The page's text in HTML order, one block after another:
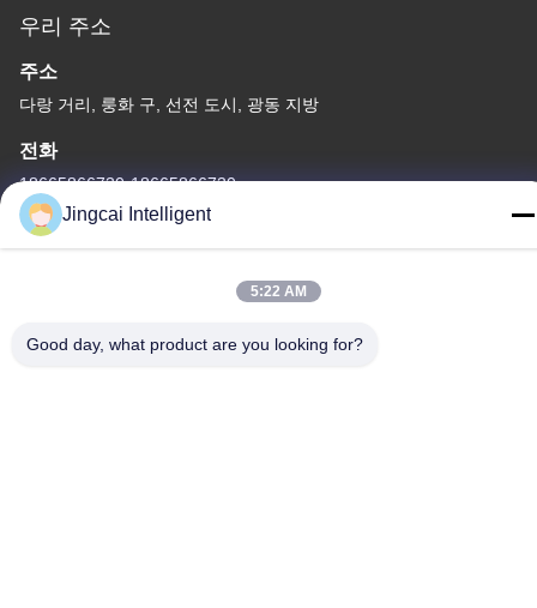
우리 주소
주소
다랑 거리, 룽화 구, 선전 도시, 광동 지방
전화
18665866730-18665866730
Jingcai Intelligent
5:22 AM
Good day, what product are you looking for?